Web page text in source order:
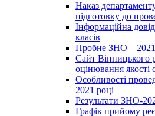
Наказ
підготовку до
Інформаційна
класів
Пробне ЗНО – 2021
Сайт Вінницького
оцінювання якості
Особливості
2021 році
Результати ЗНО-
Графік прийому